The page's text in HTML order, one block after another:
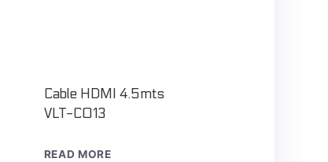
Cable HDMI 4.5mts
VLT-C013
READ MORE